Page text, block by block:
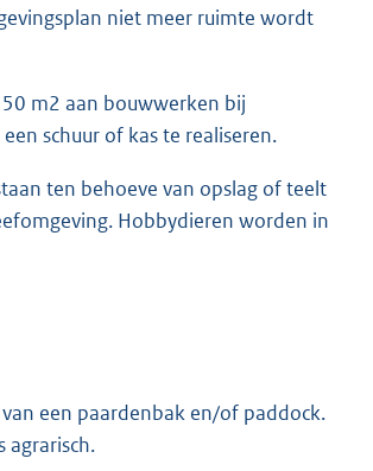
niet meer ruimte wordt
m2 aan bouwwerken bij
schuur of kas te realiseren.
ten behoeve van opslag of teelt
Hobbydieren worden in
een paardenbak en/of paddock.
agrarisch.